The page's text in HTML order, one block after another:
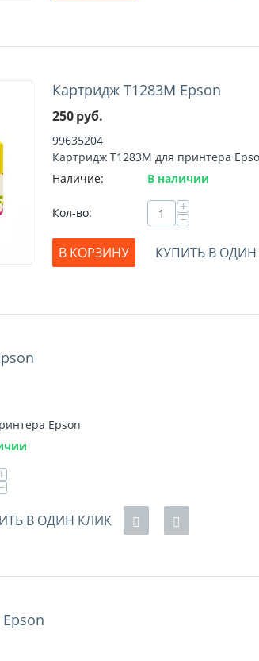
Картридж T1283M Epson
250руб.
99635204
Картридж T1283M для принтера
Наличие:
В наличии
Кол-во: +
−
В КОРЗИНУ
КУПИТЬ В
Epson
В ОДИН КЛИК